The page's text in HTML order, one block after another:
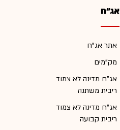
אג"ח
אתר אג"ח
מק"מים
אג"ח מדינה לא צמוד
ריבית משתנה
אג"ח מדינה לא צמוד
ריבית קבועה